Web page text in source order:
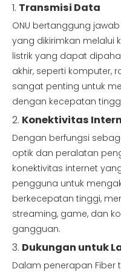
1. Transmisi Data
ONU bertanggung
yang dikirimkan melalui
listrik yang dapat
akhir, seperti komputer,
sangat penting untuk
dengan kecepatan
2. Konektivitas
Dengan berfungsi
optik dan peralatan
konektivitas internet
pengguna untuk
berkecepatan tinggi,
streaming, game, dan
gangguan.
3. Dukungan untuk
Dalam penerapan Fiber